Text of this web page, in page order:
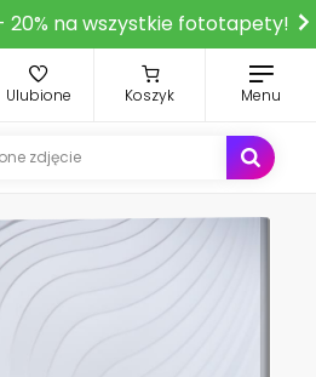
na wszystkie fototapety!
Ulubione Koszyk Menu